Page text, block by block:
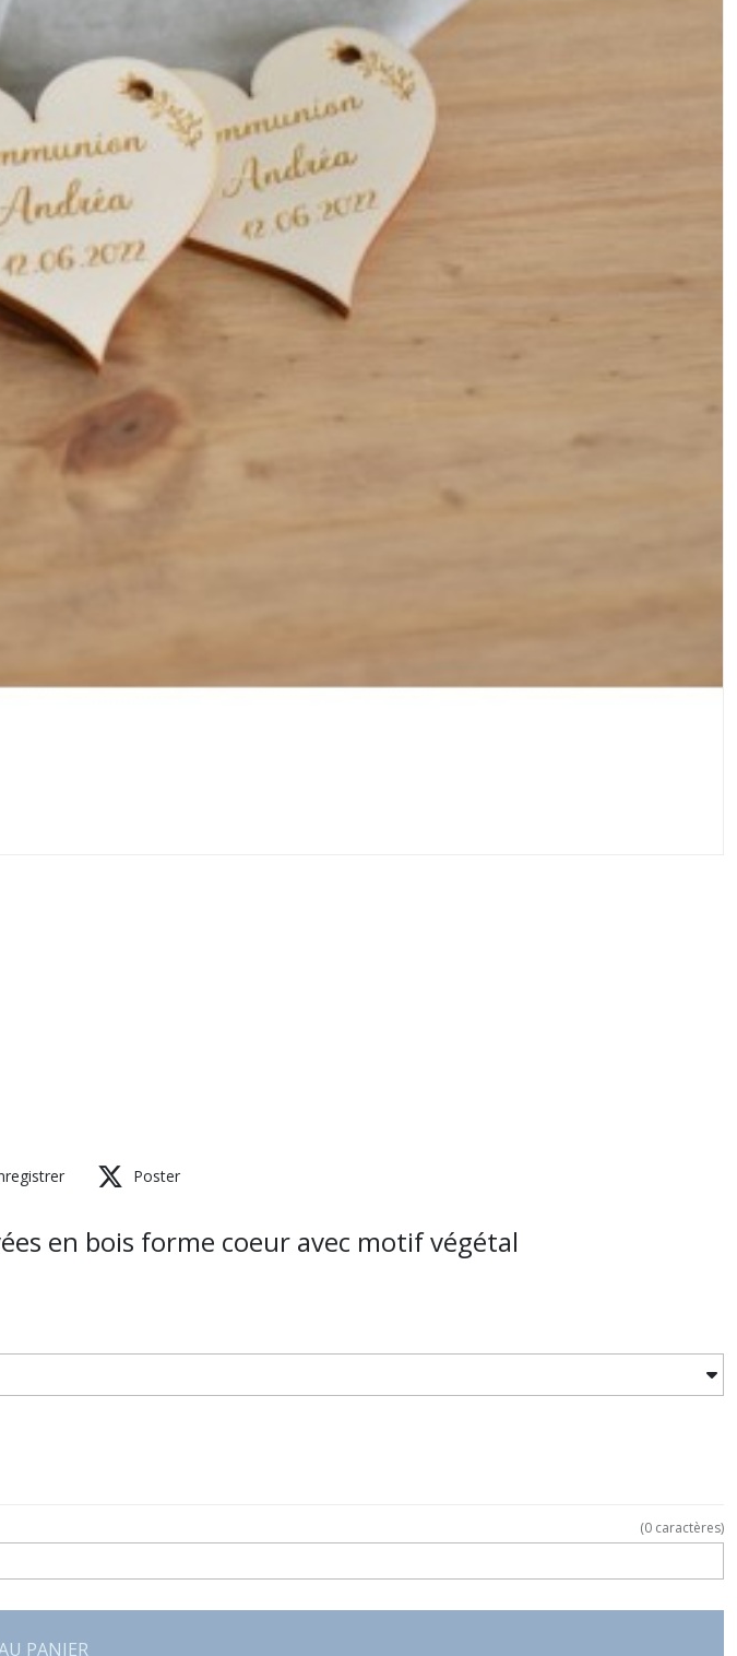
Poster
en bois forme coeur avec motif végétal
(0 caractères)
PANIER